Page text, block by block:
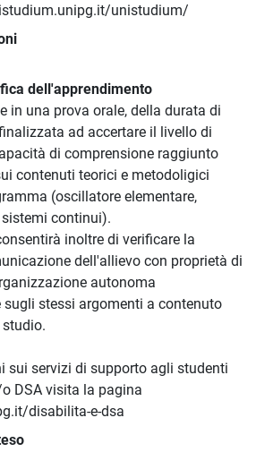
unistudium/
dell'apprendimento
in una prova orale, della durata di
ad accertare il livello di
di comprensione raggiunto
contenuti teorici e metodoligici
(oscillatore elementare,
continui).
inoltre di verificare la
dell'allievo con proprietà di
autonoma
sugli stessi argomenti a contenuto
sui servizi di supporto agli studenti
DSA visita la pagina
disabilita-e-dsa